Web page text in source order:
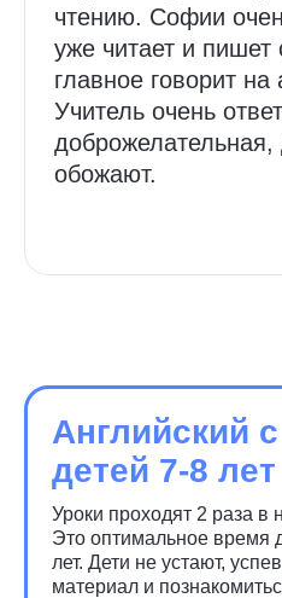
чтению. Софии
уже читает и
главное говорит на
Учитель очень
доброжелательная,
обожают.
Английский
детей 7-8 лет
Уроки проходят 2 раза в
Это оптимальное время
лет. Дети не устают,
материал и